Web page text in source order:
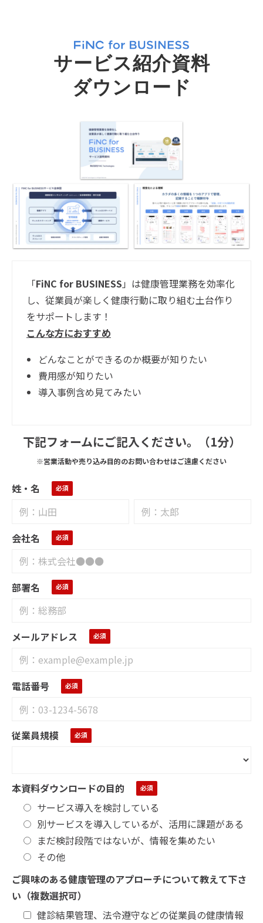
サービス紹介資料
ダウンロード
「FiNC for BUSINESS 」は健康管理業務を効率化
し、従業員が楽しく健康行動に取り組む土台作り
をサポートします！
こんな方におすすめ
どんなことができるのか概要が知りたい
費用感が知りたい
導入事例含め見てみたい
下記フォームにご記入ください。（1分）
※営業活動や売り込み目的のお問い合わせはご遠慮ください
姓・名
会社名
部署名
メールアドレス
電話番号
従業員規模
本資料ダウンロードの目的
サービス導入を検討している
別サービスを導入しているが、活用に課題がある
まだ検討段階ではないが、情報を集めたい
その他
ご興味のある健康管理のアプローチについて教えて下さ
い（複数選択可）
健診結果管理、法令遵守などの従業員の健康情報